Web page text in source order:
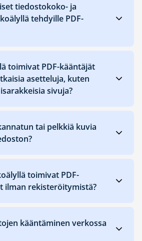
tiedostokoko- ja
tehdyille PDF-
toimivat PDF-kääntäjät
asetteluja, kuten
sivuja?
tai pelkkiä kuvia
toimivat PDF-
ilman rekisteröitymistä?
kääntäminen verkossa